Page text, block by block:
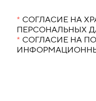
* СОГЛАСИЕ НА
ПЕРСОНАЛЬНЫХ
* СОГЛАСИЕ НА